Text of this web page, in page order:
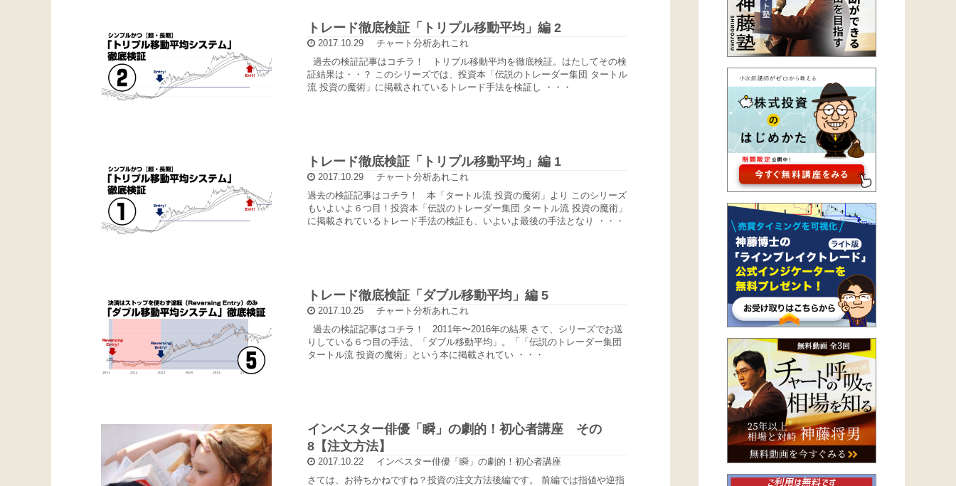
トレード徹底検証「トリプル移動平均」編 2
2017.10.29
チャート分析あれこれ
過去の検証記事はコチラ！ トリプル移動平均を徹底検証。はたしてその検
証結果は・・？ このシリーズでは、投資本「伝説のトレーダー集団 タートル
流 投資の魔術」に掲載されているトレード手法を検証し ・・・
トレード徹底検証「トリプル移動平均」編 1
2017.10.29
チャート分析あれこれ
過去の検証記事はコチラ！ 本「タートル流 投資の魔術」より このシリーズ
もいよいよ６つ目！投資本「伝説のトレーダー集団 タートル流 投資の魔術」
に掲載されているトレード手法の検証も、いよいよ最後の手法となり ・・・
トレード徹底検証「ダブル移動平均」編 5
2017.10.25
チャート分析あれこれ
過去の検証記事はコチラ！ 2011年〜2016年の結果 さて、シリーズでお送
りしている６つ目の手法、「ダブル移動平均」。「「伝説のトレーダー集団
タートル流 投資の魔術」という本に掲載されてい ・・・
インベスター俳優「瞬」の劇的！初心者講座 その
8【注文方法】
2017.10.22
インベスター俳優「瞬」の劇的！初心者講座
さては、お待ちかねですね？投資の注文方法後編です。 前編では指値や逆指